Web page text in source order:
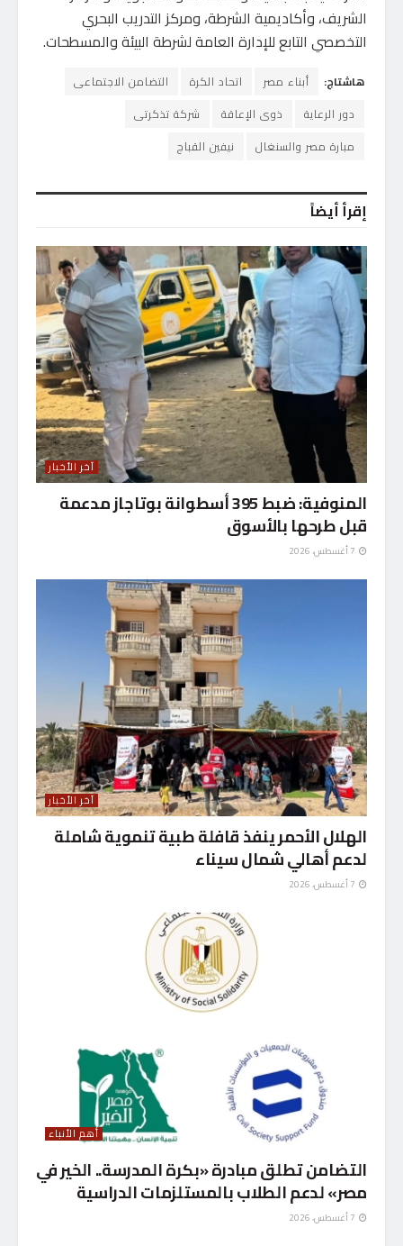
الشريف، وأكاديمية الشرطة، ومركز التدريب البحري
التخصصي التابع للإدارة العامة لشرطة البيئة والمسطحات.
هاشتاج: أبناء مصر اتحاد الكرة
التضامن الاجتماعى
دور الرعاية
ذوى الإعاقة
شركة تذكرتى
مبارة مصر والسنغال
نيفين القباج
إقرأ أيضاً
آخر الأخبار
المنوفية: ضبط 395 أسطوانة بوتاجاز مدعمة
قبل طرحها بالأسوق
آخر الأخبار
الهلال الأحمر ينفذ قافلة طبية تنموية شاملة
لدعم أهالي شمال سيناء
أهم الأنباء
التضامن تطلق مبادرة «بكرة المدرسة.. الخير في
مصر» لدعم الطلاب بالمستلزمات الدراسية